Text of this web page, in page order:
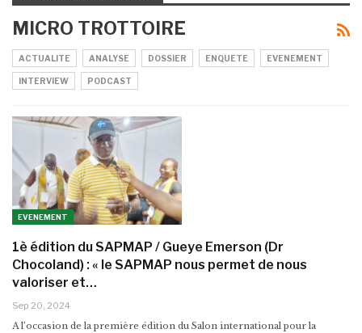
MICRO TROTTOIRE
ACTUALITE ANALYSE DOSSIER ENQUETE EVENEMENT
INTERVIEW PODCAST
EVENEMENT
1è édition du SAPMAP / Gueye Emerson (Dr
Chocoland) : « le SAPMAP nous permet de nous
valoriser et…
Sep 20, 2024
A l’occasion de la première édition du Salon international pour la